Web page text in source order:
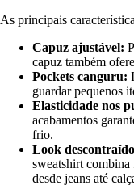
As principais
Capuz ajustável:
capuz também
Pockets canguru:
guardar pequenos
Elasticidade nos
acabamentos
frio.
Look
sweatshirt combina
desde jeans até